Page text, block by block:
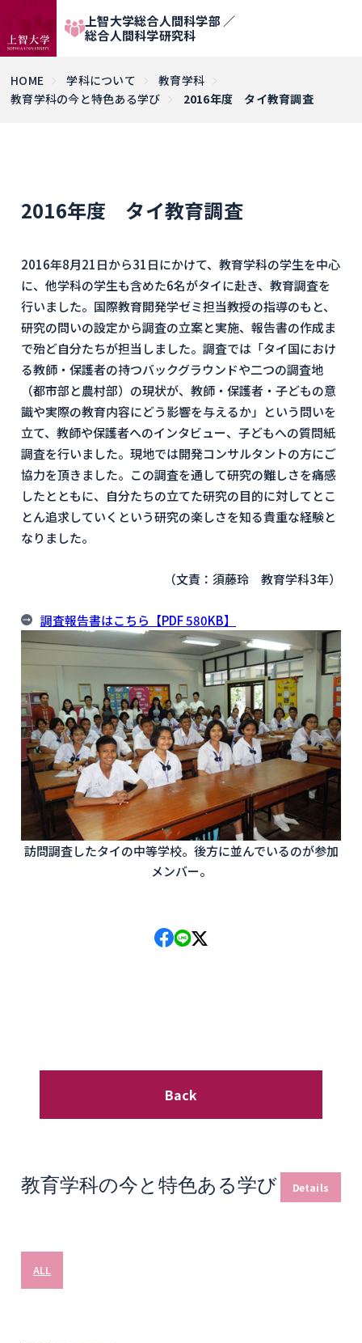
上智大学総合人間科学部 ／
総合人間科学研究科
HOME 学科について
教育学科
教育学科の今と特色ある学び
2016年度 タイ教育調査
2016年度 タイ教育調査
2016年8月21日から31日にかけて、教育学科の学生を中心
に、他学科の学生も含めた6名がタイに赴き、教育調査を
行いました。国際教育開発学ゼミ担当教授の指導のもと、
研究の問いの設定から調査の立案と実施、報告書の作成ま
で殆ど自分たちが担当しました。調査では「タイ国におけ
る教師・保護者の持つバックグラウンドや二つの調査地
（都市部と農村部）の現状が、教師・保護者・子どもの意
識や実際の教育内容にどう影響を与えるか」という問いを
立て、教師や保護者へのインタビュー、子どもへの質問紙
調査を行いました。現地では開発コンサルタントの方にご
協力を頂きました。この調査を通して研究の難しさを痛感
したとともに、自分たちの立てた研究の目的に対してとこ
とん追求していくという研究の楽しさを知る貴重な経験と
なりました。
（文責：須藤玲 教育学科3年）
調査報告書はこちら【PDF 580KB】
訪問調査したタイの中等学校。後方に並んでいるのが参加
メンバー。
Back
教育学科の今と特色ある学び Details
ALL